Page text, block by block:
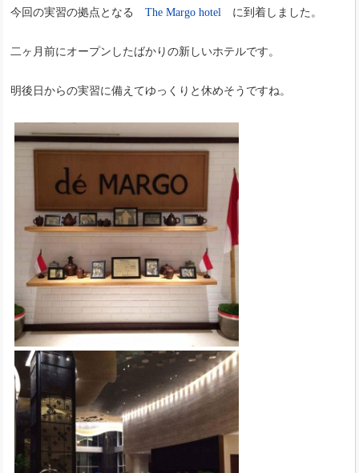
今回の実習の拠点となる The Margo hotel に到着しました。
二ヶ月前にオープンしたばかりの新しいホテルです。
明後日からの実習に備えてゆっくりと休めそうですね。